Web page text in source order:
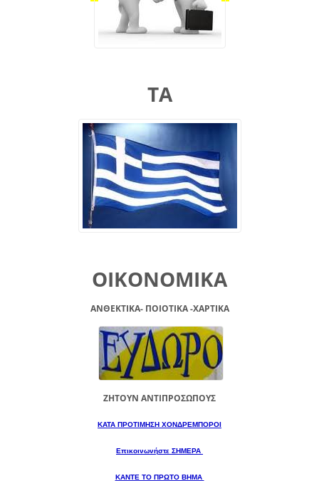
ΤΑ
ΟΙΚΟΝΟΜΙΚΑ
ΑΝΘΕΚΤΙΚΑ- ΠΟΙΟΤΙΚΑ -XAPTIKA
ΖΗΤΟΥΝ ΑΝΤΙΠΡΟΣΩΠΟΥΣ
ΚΑΤΑ ΠΡΟΤΙΜΗΣΗ ΧΟΝΔΡΕΜΠΟΡΟΙ
Επικοινωνήστε ΣΗΜΕΡΑ
ΚΑΝΤΕ ΤΟ ΠΡΩΤΟ ΒΗΜΑ